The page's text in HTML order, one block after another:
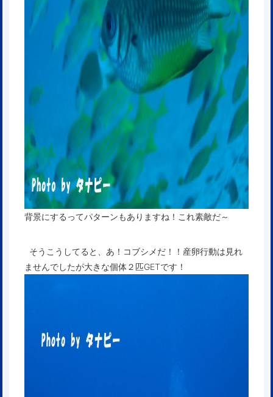
背景にするってパターンもありますね！これ素敵だ～
そうこうしてると、あ！コブシメだ！！産卵行動は見れ
ませんでしたが大きな個体２匹GETです！